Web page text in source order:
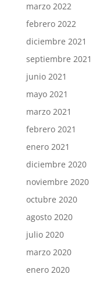
marzo 2022
febrero 2022
diciembre 2021
septiembre 2021
junio 2021
mayo 2021
marzo 2021
febrero 2021
enero 2021
diciembre 2020
noviembre 2020
octubre 2020
agosto 2020
julio 2020
marzo 2020
enero 2020